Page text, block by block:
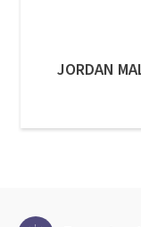
JORDAN